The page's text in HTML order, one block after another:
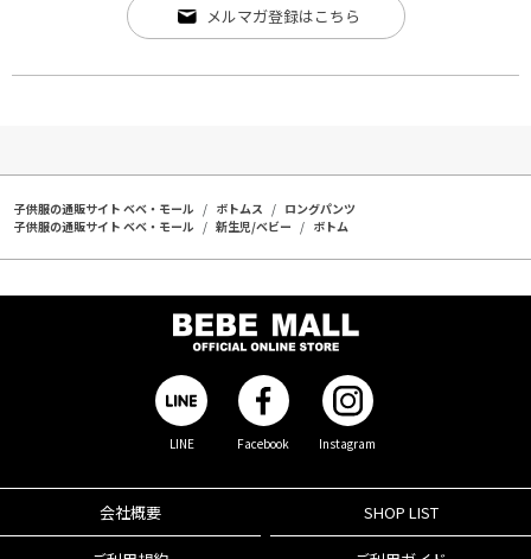
メルマガ登録はこちら
子供服の通販サイト ベベ・モール ボトムス
ロングパンツ
子供服の通販サイト ベベ・モール
新生児/ベビー ボトム
LINE Facebook Instagram
会社概要 SHOP LIST